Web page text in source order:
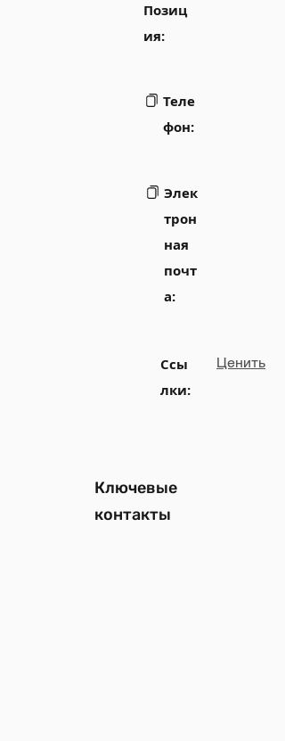
Позиц
ия:
Теле
фон:
Элек
трон
ная
почт
а:
Ссы
лки:
Ценить
Ключевые
контакты